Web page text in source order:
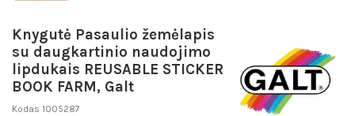
Knygutė Pasaulio žemėlapis
su daugkartinio naudojimo
lipdukais REUSABLE STICKER
BOOK FARM, Galt
Kodas 1005287